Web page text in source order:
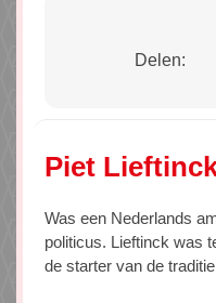
Delen:
Piet
Was een Nederlands
politicus. Lieftinck was
de starter van de